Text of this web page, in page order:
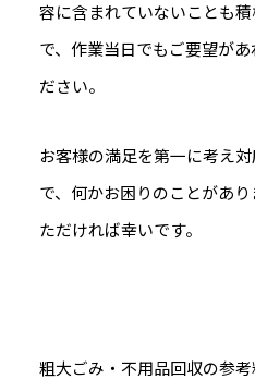
容に含まれていないことも
で、作業当日でもご要望が
ださい。
お客様の満足を第一に考え
で、何かお困りのことがあ
ただければ幸いです。
粗大ごみ・不用品回収の参